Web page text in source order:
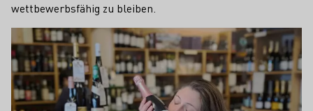
wettbewerbsfähig zu bleiben.
Mehr erfahren